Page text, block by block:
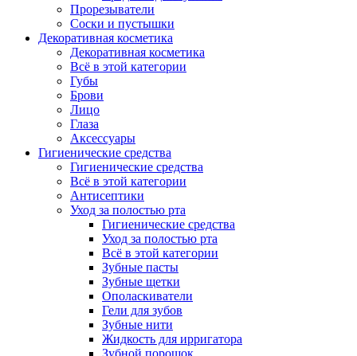
Прорезыватели
Соски и пустышки
Декоративная косметика
Декоративная косметика
Всё в этой категории
Губы
Брови
Лицо
Глаза
Аксессуары
Гигиенические средства
Гигиенические средства
Всё в этой категории
Антисептики
Уход за полостью рта
Гигиенические средства
Уход за полостью рта
Всё в этой категории
Зубные пасты
Зубные щетки
Ополаскиватели
Гели для зубов
Зубные нити
Жидкость для ирригатора
Зубной порошок